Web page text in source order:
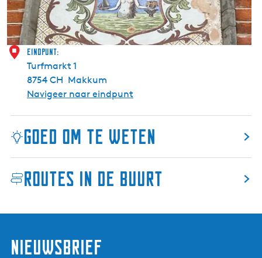
k
u
m
Eindpunt:
Turfmarkt 1
8754 CH Makkum
Navigeer naar eindpunt
Goed om te weten
Routes in de buurt
nieuwsbrief